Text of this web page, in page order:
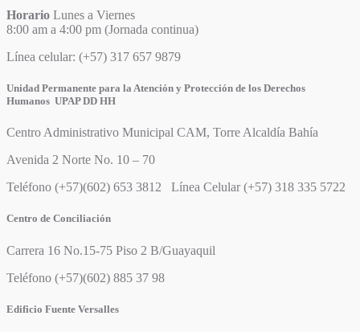
Horario Lunes a Viernes
8:00 am a 4:00 pm (Jornada continua)
Línea celular: (+57) 317 657 9879
Unidad Permanente para la Atención y Protección de los Derechos
Humanos UPAP DD HH
Centro Administrativo Municipal CAM, Torre Alcaldía Bahía
Avenida 2 Norte No. 10 – 70
Teléfono (+57)(602) 653 3812 Línea Celular (+57) 318 335 5722
Centro de Conciliación
Carrera 16 No.15-75 Piso 2 B/Guayaquil
Teléfono (+57)(602) 885 37 98
Edificio Fuente Versalles